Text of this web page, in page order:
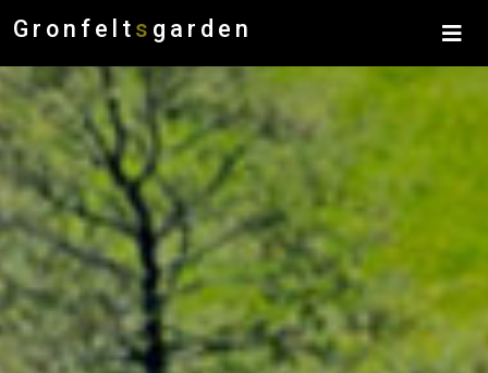
Gronfelt s garden